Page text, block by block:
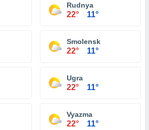
Rudnya
22° 11°
Smolensk
22° 11°
Ugra
22° 11°
Vyazma
22° 11°